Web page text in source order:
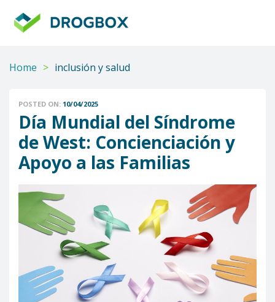
Home > inclusión y salud
POSTED ON: 10/04/2025
Día Mundial del Síndrome
de West: Concienciación y
Apoyo a las Familias